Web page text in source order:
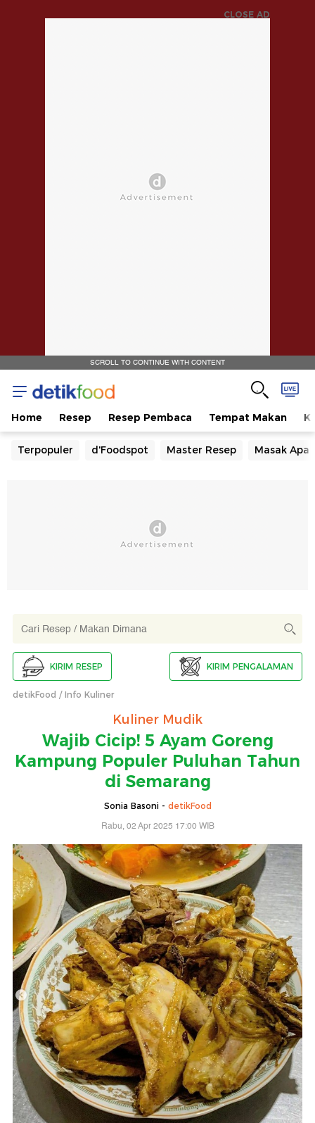
CLOSE AD
SCROLL TO CONTINUE WITH CONTENT
Home Resep Resep Pembaca Tempat Makan
Terpopuler d'Foodspot Master Resep Masak Apa
KIRIM RESEP KIRIM PENGALAMAN
detikFood Info Kuliner
Kuliner Mudik
Wajib Cicip! 5 Ayam Goreng
Kampung Populer Puluhan Tahun
di Semarang
Sonia Basoni - detikFood
Rabu, 02 Apr 2025 17:00 WIB